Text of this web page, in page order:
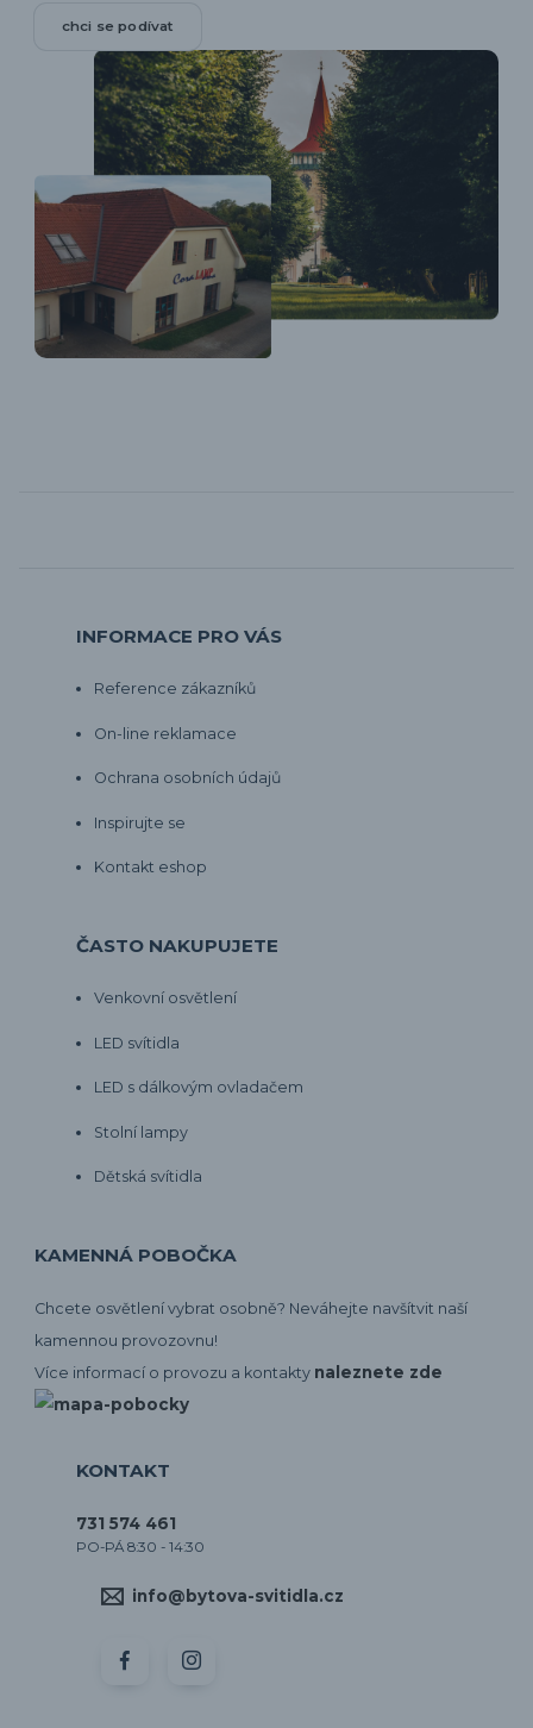
chci se podívat
INFORMACE PRO VÁS
Reference zákazníků
On-line reklamace
Ochrana osobních údajů
Inspirujte se
Kontakt eshop
ČASTO NAKUPUJETE
Venkovní osvětlení
LED svítidla
LED s dálkovým ovladačem
Stolní lampy
Dětská svítidla
KAMENNÁ POBOČKA
Chcete osvětlení vybrat osobně? Neváhejte navšítvit naší
kamennou provozovnu!
Více informací o provozu a kontakty naleznete zde
KONTAKT
731 574 461
PO-PÁ 8:30 - 14:30
info@bytova-svitidla.cz